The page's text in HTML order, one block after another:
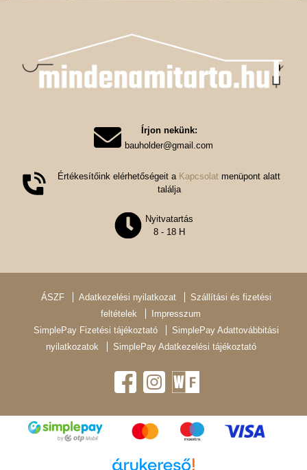
Írjon nekünk:
bauholder@gmail.com
Értékesítőink elérhetőségeit a Kapcsolat menüpont alatt
találja
Nyitvatartás
8 - 18 H
ÁSZF Adatkezelési nyilatkozat
Szállítási és fizetési
feltételek
Impresszum
SimplePay Fizetési tájékoztató
SimplePay Adattovábbitási
nyilatkozatok
SimplePay Adatkezelési tájékoztató